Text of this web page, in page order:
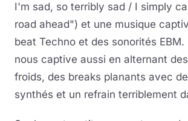
I'm sad, so terribly sad / I simply
road ahead") et une musique
beat Techno et des sonorités EBM.
nous captive aussi en alternant
froids, des breaks planants avec
synthés et un refrain terriblement